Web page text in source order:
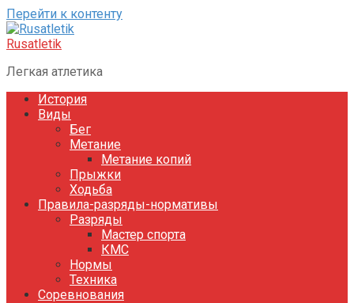
Перейти к контенту
Rusatletik
Легкая атлетика
История
Виды
Бег
Метание
Метание копий
Прыжки
Ходьба
Правила-разряды-нормативы
Разряды
Мастер спорта
КМС
Нормы
Техника
Соревнования